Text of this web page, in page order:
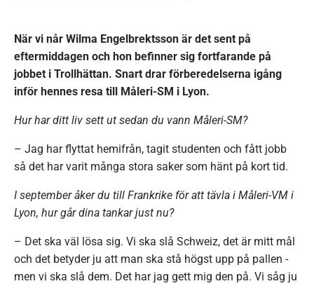
När vi når Wilma Engelbrektsson är det sent på
eftermiddagen och hon befinner sig fortfarande på
jobbet i Trollhättan. Snart drar förberedelserna igång
inför hennes resa till Måleri-SM i Lyon.
Hur har ditt liv sett ut sedan du vann Måleri-SM?
– Jag har flyttat hemifrån, tagit studenten och fått jobb
så det har varit många stora saker som hänt på kort tid.
I september åker du till Frankrike för att tävla i Måleri-VM i
Lyon, hur går dina tankar just nu?
– Det ska väl lösa sig. Vi ska slå Schweiz, det är mitt mål
och det betyder ju att man ska stå högst upp på pallen -
men vi ska slå dem. Det har jag gett mig den på. Vi såg ju